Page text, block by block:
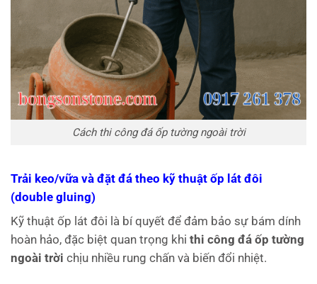
Cách thi công đá ốp tường ngoài trời
Trải keo/vữa và đặt đá theo kỹ thuật ốp lát đôi
(double gluing)
Kỹ thuật ốp lát đôi là bí quyết để đảm bảo sự bám dính
hoàn hảo, đặc biệt quan trọng khi thi công đá ốp tường
ngoài trời chịu nhiều rung chấn và biến đổi nhiệt.